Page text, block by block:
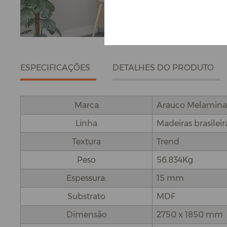
ESPECIFICAÇÕES DETALHES DO PRODUTO
Marca
Arauco Melamina
Linha
Madeiras
Textura
Trend
Peso
56.834Kg
Espessura:
15 mm
Substrato
MDF
Dimensão
2750 x 1850 mm